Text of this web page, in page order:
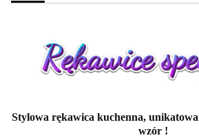
Stylowa rękawica kuchenna,
wzór !